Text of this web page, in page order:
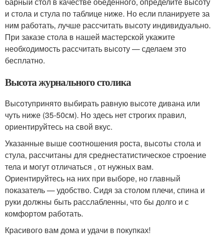
и стола и стула по таблице ниже. Но если планируете за
ним работать, лучше рассчитать высоту индивидуально.
При заказе стола в нашей мастерской укажите
необходимость рассчитать высоту — сделаем это
бесплатно.
Высота журнального столика
Высотупринято выбирать равную высоте дивана или
чуть ниже (35-50см). Но здесь нет строгих правил,
ориентируйтесь на свой вкус.
Указанные выше соотношения роста, высоты стола и
стула, рассчитаны для среднестатистическое строение
тела и могут отличаться , от нужных вам.
Ориентируйтесь на них при выборе, но главный
показатель — удобство. Сидя за столом плечи, спина и
руки должны быть расслабленны, что бы долго и с
комфортом работать.
Красивого вам дома и удачи в покупках!